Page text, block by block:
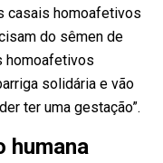
casais homoafetivos
do sêmen de
homoafetivos
solidária e vão
ter uma gestação”.
humana